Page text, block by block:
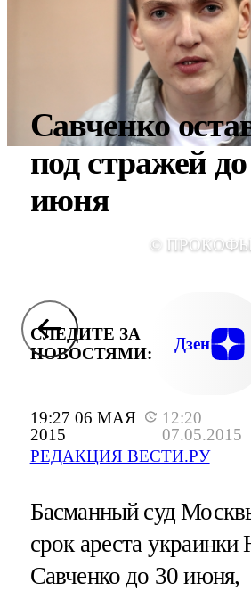
19:27 06 МАЯ
2015
12:20
07.05.2015
РЕДАКЦИЯ ВЕСТИ.РУ
Савченко
под стражей
июня
©
СЛЕДИТЕ ЗА
НОВОСТЯМИ:
Дзен
Басманный суд
срок ареста
Савченко до 30 июня,